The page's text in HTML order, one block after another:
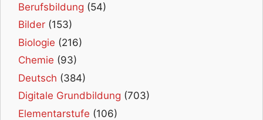
Berufsbildung (54)
Bilder (153)
Biologie (216)
Chemie (93)
Deutsch (384)
Digitale Grundbildung (703)
Elementarstufe (106)